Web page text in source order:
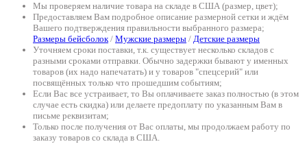
Мы проверяем наличие товара на складе в США (размер, цвет);
Предоставляем Вам подробное описание размерной сетки и ждём
Вашего подтверждения правильности выбранного размера;
Размеры бейсболок/ Мужские размеры / Детские размеры
Уточняем сроки поставки, т.к. существует несколько складов с
разными сроками отправки. Обычно задержки бывают у именных
товаров (их надо напечатать) и у товаров "спецсерий" или
посвящённых только что прошедшим событиям;
Если Вас все устраивает, то Вы оплачиваете заказ полностью (в этом
случае есть скидка) или делаете предоплату по указанным Вам в
письме реквизитам;
Только после получения от Вас оплаты, мы продолжаем работу по
заказу товаров со склада в США.